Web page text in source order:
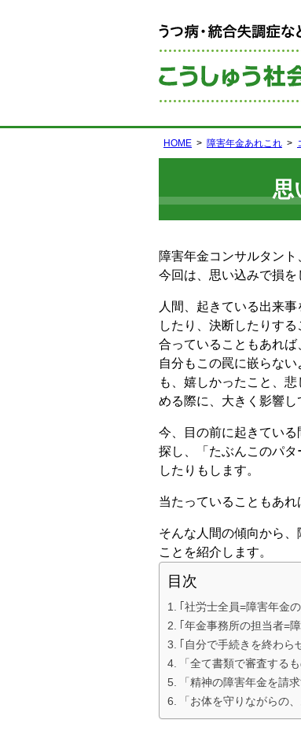
HOME 障害年金あれこれ
思
障害年金コンサルタント
今回は、思い込みで損を
人間、起きている出来
したり、決断したりする
合っていることもあれば
自分もこの罠に嵌らな
も、嬉しかったこと、
める際に、大きく影響し
今、目の前に起きてい
探し、「たぶんこのパ
したりもします。
当たっていることもあれ
そんな人間の傾向から
ことを紹介します。
目次
｢社労士全員=障害年金
｢年金事務所の担当者=
｢自分で手続きを終わ
「全て書類で審査するも
「精神の障害年金を請
「お体を守りながらの